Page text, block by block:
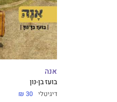
אנה
בועז בן-נון
דיגיטלי 30 ₪